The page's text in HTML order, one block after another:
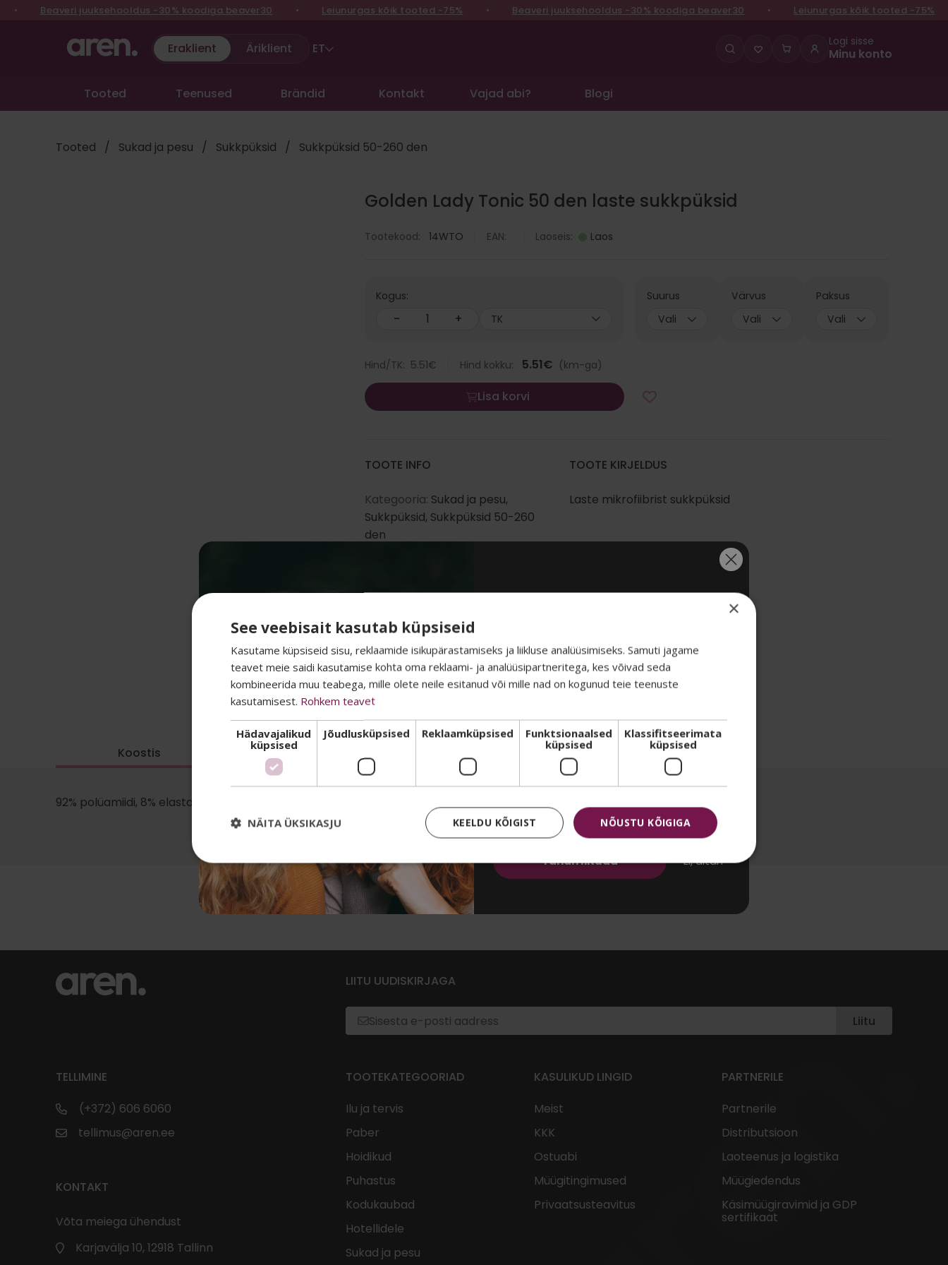
Liigu Beaveri juuksehooldus -30% koodiga beaver30 Leiunurgas kõik tooted -75% Beaveri juuksehooldus -30% koodiga beaver30 Leiunurgas kõik tooted -75%
Eraklient Äriklient ET Logi sisse
Minu konto
Tooted Teenused Brändid Kontakt Vajad abi? Blogi
Tooted / Sukad ja pesu / Sukkpüksid / Sukkpüksid 50-260 den
Golden Lady Tonic 50 den laste sukkpüksid
Tootekood: 14WTO EAN: Laoseis: Laos
Kogus:
- + TK
Suurus
Vali
Värvus
Vali
Paksus
Vali
Hind/TK: 5.51€ Hind kokku: 5.51€ (km-ga)
Lisa korvi
TOOTE INFO
Kategooria: Sukad ja pesu,
Sukkpüksid, Sukkpüksid 50-260
den
Kastis: 5
Vegan: Ei
TOOTE KIRJELDUS
Laste mikrofiibrist sukkpüksid
Koostis
92% polüamiidi, 8% elastaani
LIITU UUDISKIRJAGA
Liitu
TELLIMINE
(+372) 606 6060
tellimus@aren.ee
KONTAKT
Võta meiega ühendust
Karjavälja 10, 12918 Tallinn
TOOTEKATEGOORIAD
Ilu ja tervis
Paber
Hoidikud
Puhastus
Kodukaubad
Hotellidele
Sukad ja pesu
KASULIKUD LINGID
Meist
KKK
Ostuabi
Müügitingimused
Privaatsusteavitus
PARTNERILE
Partnerile
Distributsioon
Laoteenus ja logistika
Müügiedendus
Käsimüügiravimid ja GDP
sertifikaat
×
See veebisait kasutab küpsiseid
Kasutame küpsiseid sisu, reklaamide isikupärastamiseks ja liikluse analüüsimiseks. Samuti jagame
teavet meie saidi kasutamise kohta oma reklaami- ja analüüsipartneritega, kes võivad seda
kombineerida muu teabega, mille olete neile esitanud või mille nad on kogunud teie teenuste
kasutamisest. Rohkem teavet
Hädavajalikud
küpsised
Jõudlusküpsised Reklaamküpsised
Funktsionaalsed
küpsised
Klassifitseerimata
küpsised
NÕUSTU KÕIGIGA
KEELDU KÕIGIST
NÄITA ÜKSIKASJU
SALADUST TAHAD
TEADA? 👀
Oma uudiskirjas jagame kõige
soodustusi ja infot uudistoodete kohta.
Liitu meie listiga ja kõik see jõuab Sinu
Email
Tahan liituda Ei, aitäh